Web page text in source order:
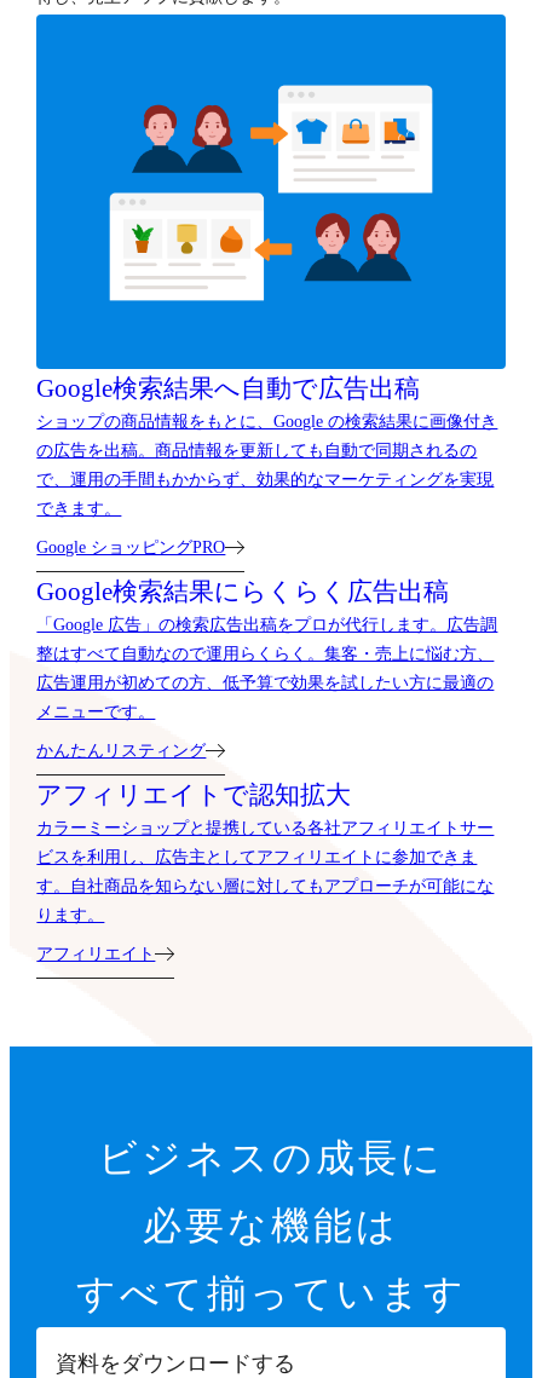
Google検索結果へ自動で広告出稿
ショップの商品情報をもとに、Google の検索結果に画像付き
の広告を出稿。商品情報を更新しても自動で同期されるの
で、運用の手間もかからず、効果的なマーケティングを実現
できます。
Google ショッピングPRO
Google検索結果に らくらく広告出稿
「Google 広告」の検索広告出稿をプロが代行します。広告調
整はすべて自動なので運用らくらく。集客・売上に悩む方、
広告運用が初めての方、低予算で効果を試したい方に最適の
メニューです。
かんたんリスティング
アフィリエイトで認知拡大
カラーミーショップと提携している各社アフィリエイトサー
ビスを利用し、広告主としてアフィリエイトに参加できま
す。自社商品を知らない層に対してもアプローチが可能にな
ります。
アフィリエイト
ビジネスの成長に
必要な機能は
すべて揃っています
資料をダウンロードする